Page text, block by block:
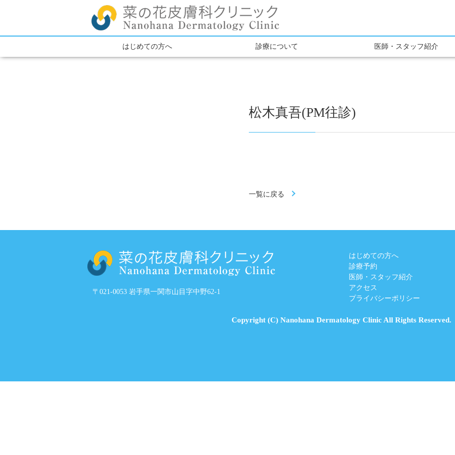
はじめての方へ 診療について 医師・スタッフ紹介
松木真吾(PM往診)
一覧に戻る
〒021-0053 岩手県一関市山目字中野62-1
はじめての方へ
診療予約
医師・スタッフ紹介
アクセス
プライバシーポリシー
Copyright (C) Nanohana Dermatology Clinic All Rights Reserved.